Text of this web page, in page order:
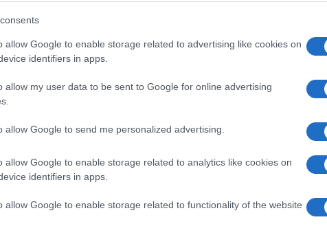
allow Google to enable storage related to advertising like cookies on
identifiers in apps.
allow my user data to be sent to Google for online advertising
allow Google to send me personalized advertising.
allow Google to enable storage related to analytics like cookies on
identifiers in apps.
allow Google to enable storage related to functionality of the website
αρμόδιες Εισαγγελικές Αρχές.
Ενημέρωση από το 1990 σε θέσεις υψηλής
δημόσιες σχέσεις, το ελεύθερο και το